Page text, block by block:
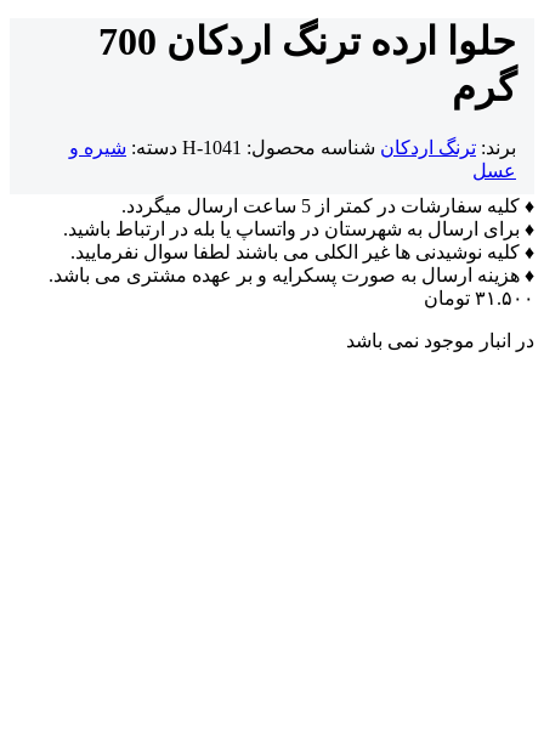
حلوا ارده ترنگ اردکان 700
گرم
برند: ترنگ اردکان شناسه محصول: H-1041 دسته: شیره و
عسل
♦ کلیه سفارشات در کمتر از 5 ساعت ارسال میگردد.
♦ برای ارسال به شهرستان در واتساپ یا بله در ارتباط باشید.
♦ کلیه نوشیدنی ها غیر الکلی می باشند لطفا سوال نفرمایید.
♦ هزینه ارسال به صورت پسکرایه و بر عهده مشتری می باشد.
۳۱.۵۰۰ تومان
در انبار موجود نمی باشد